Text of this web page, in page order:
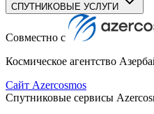
СПУТНИКОВЫЕ УСЛУГИ
Совместно с
Космическое агентство
Сайт Azercosmos
Спутниковые сервисы